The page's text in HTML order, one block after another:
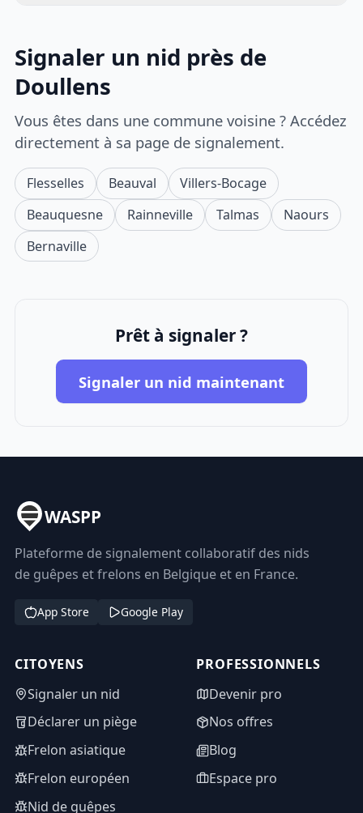
Signaler un nid près de
Doullens
Vous êtes dans une commune voisine ? Accédez
directement à sa page de signalement.
Flesselles Beauval
Villers-Bocage
Beauquesne
Rainneville Talmas
Naours
Bernaville
Prêt à signaler ?
Signaler un nid maintenant
WASPP
Plateforme de signalement collaboratif des nids
de guêpes et frelons en Belgique et en France.
App Store Google Play
CITOYENS
Signaler un nid
Déclarer un piège
Frelon asiatique
Frelon européen
Nid de guêpes
PROFESSIONNELS
Devenir pro
Nos offres
Blog
Espace pro